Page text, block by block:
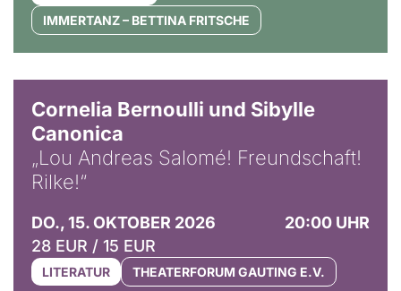
IMMERTANZ – BETTINA FRITSCHE
Cornelia Bernoulli und Sibylle
Canonica
„Lou Andreas Salomé! Freundschaft!
Rilke!“
DO., 15. OKTOBER 2026
20:00 UHR
28 EUR / 15 EUR
LITERATUR THEATERFORUM GAUTING E.V.